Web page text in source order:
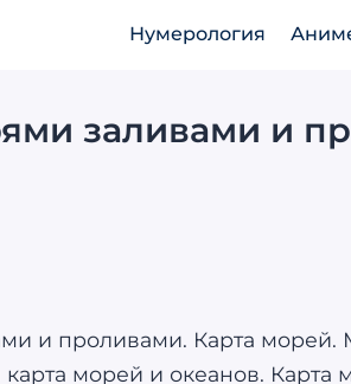
Нумерология
заливами и